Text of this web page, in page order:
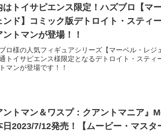
はトイサピエンス限定！ハズブロ【マ
ンド】コミック版デトロイト・スティ
ントマンが登場！！
ロ様の人気フィギュアシリーズ【マーベル・レジ
トイサピエンス様限定となるデトロイト・スティ
マンが登場です！！
ントマン＆ワスプ：クアントマニア』
日2023/7/12発売！【ムービー・マスタ